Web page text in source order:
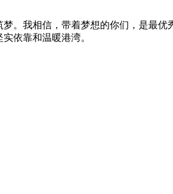
我相信，带着梦想的你们，是最优
依靠和温暖港湾。